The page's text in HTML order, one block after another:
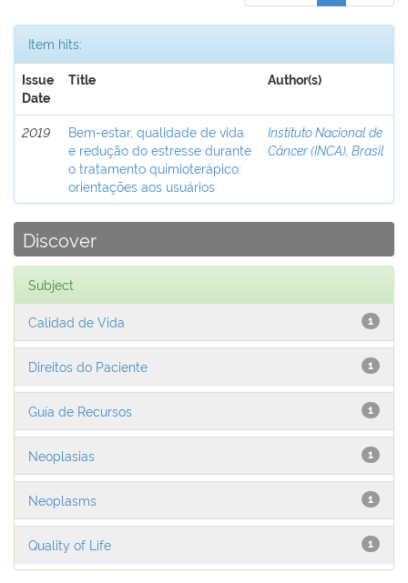
Item hits:
Issue
Date
Title Author(s)
2019
Bem-estar, qualidade de vida
e redução do estresse durante
o tratamento quimioterápico:
orientações aos usuários
Instituto Nacional de
Câncer (INCA), Brasil
Discover
Subject
1
Calidad de Vida
1
Direitos do Paciente
1
Guía de Recursos
1
Neoplasias
1
Neoplasms
1
Quality of Life